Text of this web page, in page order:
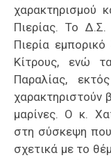
χαρακτηρισμού
Πιερίας. Το
Πιερία
Κίτρους, ενώ
Παραλίας,
χαρακτηριστούν
μαρίνες. Ο κ.
στη σύσκεψη
σχετικά με το